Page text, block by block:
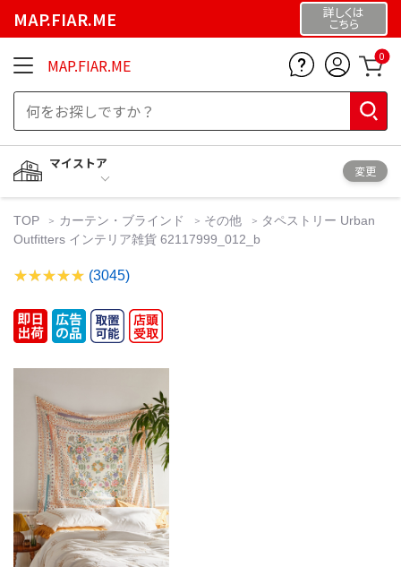
MAP.FIAR.ME 詳しくは
こちら
MAP.FIAR.ME 0
マイストア
変更
TOP カーテン・ブラインド その他
タペストリー Urban
Outfitters インテリア雑貨 62117999_012_b
(3045)